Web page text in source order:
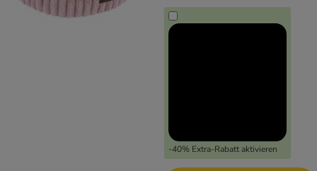
-40% Extra-Rabatt aktivieren